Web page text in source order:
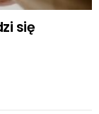
się